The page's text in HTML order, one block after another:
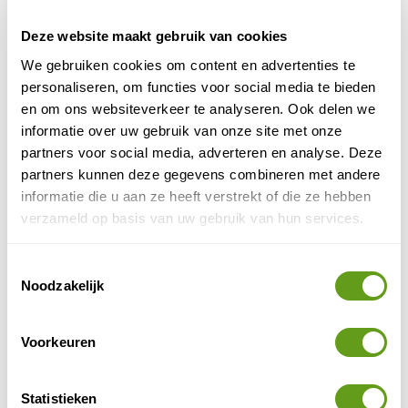
Deze website maakt gebruik van cookies
We gebruiken cookies om content en advertenties te
personaliseren, om functies voor social media te bieden
en om ons websiteverkeer te analyseren. Ook delen we
informatie over uw gebruik van onze site met onze
partners voor social media, adverteren en analyse. Deze
partners kunnen deze gegevens combineren met andere
informatie die u aan ze heeft verstrekt of die ze hebben
verzameld op basis van uw gebruik van hun services.
Noodzakelijk
Voorkeuren
Statistieken
Winter in Avoriaz
de Franse Alpen. Onze reporter Mirre ontdekte
het winterdorp en geeft je tips voor de leukste...
BEKIJK
Winter in Morzine
duurzame Franse wintersportdorp Morzine. De
Muğla, gelegen aan de zonnige zuidkust van
prachtige natuur, waaronder besneeuwde bergen